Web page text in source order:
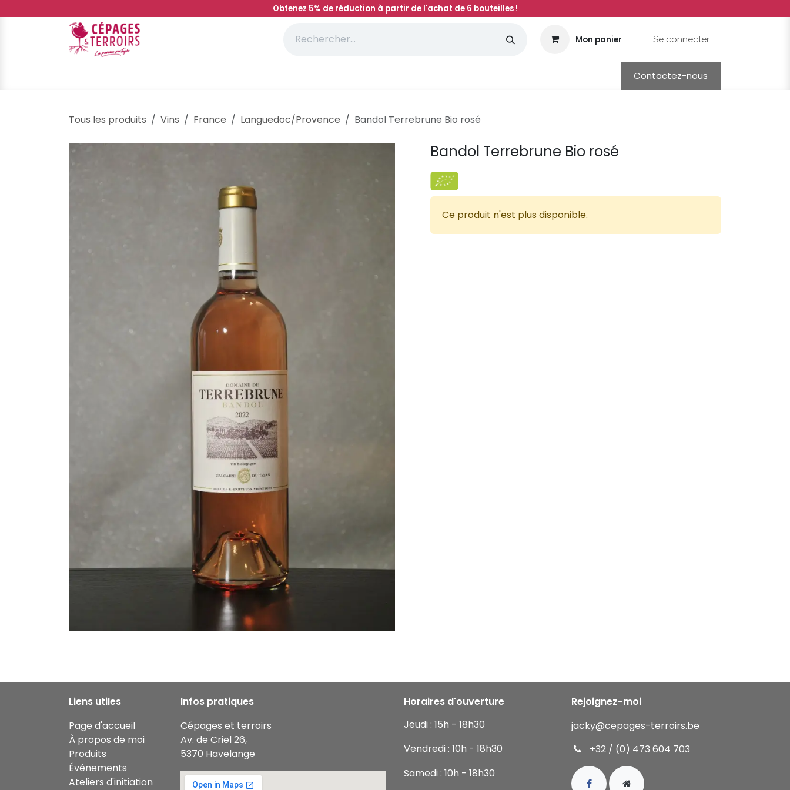
Obtenez 5% de réduction à partir de l'achat de 6 bouteilles !
Mon panier Se connecter
Contactez-nous
Tous les produits Vins France Languedoc/Provence Bandol Terrebrune Bio rosé
Bandol Terrebrune Bio rosé
Ce produit n'est plus disponible.
Liens utiles
Page d'accueil
À propos de moi
Produits
Événements
Ateliers d'initiation
Infos pratiques
Cépages et terroirs
Av. de Criel 26,
5370 Havelange
Horaires d'ouverture
Jeudi : 15h - 18h30
Vendredi : 10h - 18h30
Samedi : 10h - 18h30
Rejoignez-moi
jacky@cepages-terroirs.be
+32 / (0) 473 604 703